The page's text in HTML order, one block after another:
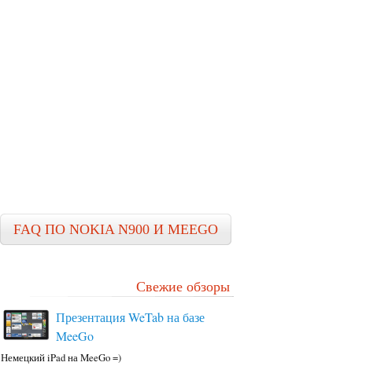
FAQ ПО NOKIA N900 И MEEGO
Свежие обзоры
Презентация WeTab на базе
MeeGo
Немецкий iPad на MeeGo =)